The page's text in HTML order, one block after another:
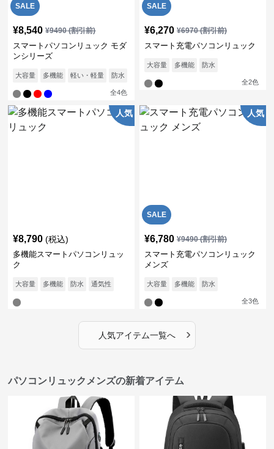
SALE
¥8,540 ¥9490(割引前)
スマートパソコンリュック モダ
ンシリーズ
大容量 多機能 軽い・軽量 防水
全4色
SALE
¥6,270 ¥6970(割引前)
スマート充電パソコンリュック
大容量 多機能 防水
全2色
人気
¥8,790 (税込)
多機能スマートパソコンリュッ
ク
大容量 多機能 防水 通気性
SALE
人気
¥6,780 ¥9490(割引前)
スマート充電パソコンリュック
メンズ
大容量 多機能 防水
全3色
人気アイテム一覧へ ›
パソコンリュックメンズの新着アイテム